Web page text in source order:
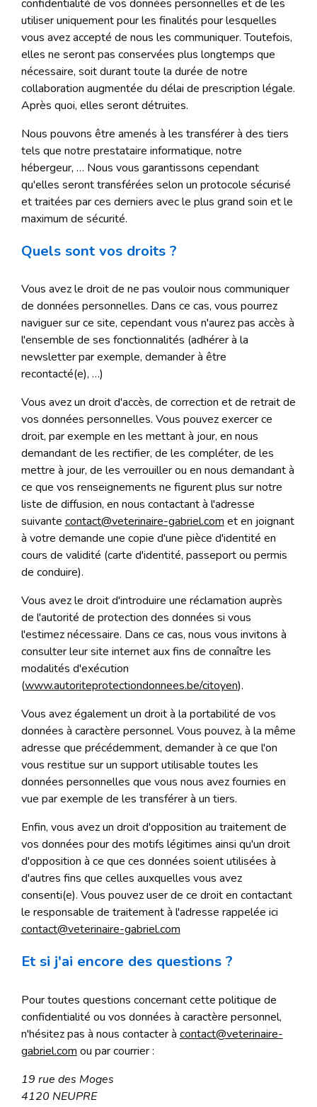
confidentialité de vos données personnelles et de les
utiliser uniquement pour les finalités pour lesquelles
vous avez accepté de nous les communiquer. Toutefois,
elles ne seront pas conservées plus longtemps que
nécessaire, soit durant toute la durée de notre
collaboration augmentée du délai de prescription légale.
Après quoi, elles seront détruites.
Nous pouvons être amenés à les transférer à des tiers
tels que notre prestataire informatique, notre
hébergeur, … Nous vous garantissons cependant
qu'elles seront transférées selon un protocole sécurisé
et traitées par ces derniers avec le plus grand soin et le
maximum de sécurité.
Quels sont vos droits ?
Vous avez le droit de ne pas vouloir nous communiquer
de données personnelles. Dans ce cas, vous pourrez
naviguer sur ce site, cependant vous n'aurez pas accès à
l'ensemble de ses fonctionnalités (adhérer à la
newsletter par exemple, demander à être
recontacté(e), …)
Vous avez un droit d'accès, de correction et de retrait de
vos données personnelles. Vous pouvez exercer ce
droit, par exemple en les mettant à jour, en nous
demandant de les rectifier, de les compléter, de les
mettre à jour, de les verrouiller ou en nous demandant à
ce que vos renseignements ne figurent plus sur notre
liste de diffusion, en nous contactant à l'adresse
suivante contact@veterinaire-gabriel.com et en joignant
à votre demande une copie d'une pièce d'identité en
cours de validité (carte d'identité, passeport ou permis
de conduire).
Vous avez le droit d'introduire une réclamation auprès
de l'autorité de protection des données si vous
l'estimez nécessaire. Dans ce cas, nous vous invitons à
consulter leur site internet aux fins de connaître les
modalités d'exécution
(www.autoriteprotectiondonnees.be/citoyen).
Vous avez également un droit à la portabilité de vos
données à caractère personnel. Vous pouvez, à la même
adresse que précédemment, demander à ce que l'on
vous restitue sur un support utilisable toutes les
données personnelles que vous nous avez fournies en
vue par exemple de les transférer à un tiers.
Enfin, vous avez un droit d'opposition au traitement de
vos données pour des motifs légitimes ainsi qu'un droit
d'opposition à ce que ces données soient utilisées à
d'autres fins que celles auxquelles vous avez
consenti(e). Vous pouvez user de ce droit en contactant
le responsable de traitement à l'adresse rappelée ici
contact@veterinaire-gabriel.com
Et si j'ai encore des questions ?
Pour toutes questions concernant cette politique de
confidentialité ou vos données à caractère personnel,
n'hésitez pas à nous contacter à contact@veterinaire-
gabriel.com ou par courrier :
19 rue des Moges
4120 NEUPRE